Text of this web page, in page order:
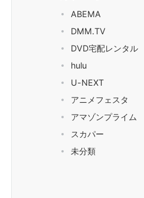
ABEMA
DMM.TV
DVD宅配レンタル
hulu
U-NEXT
アニメフェスタ
アマゾンプライム
スカパー
未分類